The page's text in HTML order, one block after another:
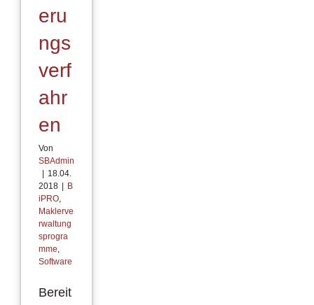
eru
ngs
verf
ahr
en
Von
SBAdmin
| 18.04.
2018 | B
iPRO
Maklerve
rwaltung
sprogra
mme
Software
Bereit